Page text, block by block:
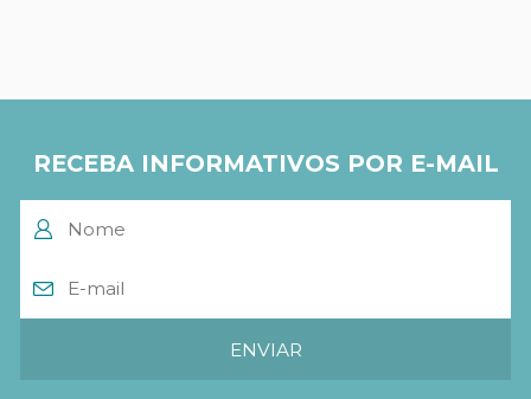
RECEBA INFORMATIVOS POR E-MAIL